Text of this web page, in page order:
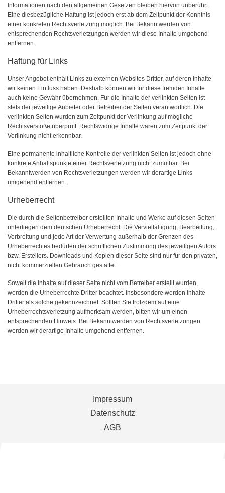
Informationen nach den allgemeinen Gesetzen bleiben hiervon unberührt.
Eine diesbezügliche Haftung ist jedoch erst ab dem Zeitpunkt der Kenntnis
einer konkreten Rechtsverletzung möglich. Bei Bekanntwerden von
entsprechenden Rechtsverletzungen werden wir diese Inhalte umgehend
entfernen.
Haftung für Links
Unser Angebot enthält Links zu externen Websites Dritter, auf deren Inhalte
wir keinen Einfluss haben. Deshalb können wir für diese fremden Inhalte
auch keine Gewähr übernehmen. Für die Inhalte der verlinkten Seiten ist
stets der jeweilige Anbieter oder Betreiber der Seiten verantwortlich. Die
verlinkten Seiten wurden zum Zeitpunkt der Verlinkung auf mögliche
Rechtsverstöße überprüft. Rechtswidrige Inhalte waren zum Zeitpunkt der
Verlinkung nicht erkennbar.
Eine permanente inhaltliche Kontrolle der verlinkten Seiten ist jedoch ohne
konkrete Anhaltspunkte einer Rechtsverletzung nicht zumutbar. Bei
Bekanntwerden von Rechtsverletzungen werden wir derartige Links
umgehend entfernen.
Urheberrecht
Die durch die Seitenbetreiber erstellten Inhalte und Werke auf diesen Seiten
unterliegen dem deutschen Urheberrecht. Die Vervielfältigung, Bearbeitung,
Verbreitung und jede Art der Verwertung außerhalb der Grenzen des
Urheberrechtes bedürfen der schriftlichen Zustimmung des jeweiligen Autors
bzw. Erstellers. Downloads und Kopien dieser Seite sind nur für den privaten,
nicht kommerziellen Gebrauch gestattet.
Soweit die Inhalte auf dieser Seite nicht vom Betreiber erstellt wurden,
werden die Urheberrechte Dritter beachtet. Insbesondere werden Inhalte
Dritter als solche gekennzeichnet. Sollten Sie trotzdem auf eine
Urheberrechtsverletzung aufmerksam werden, bitten wir um einen
entsprechenden Hinweis. Bei Bekanntwerden von Rechtsverletzungen
werden wir derartige Inhalte umgehend entfernen.
Impressum
Datenschutz
AGB